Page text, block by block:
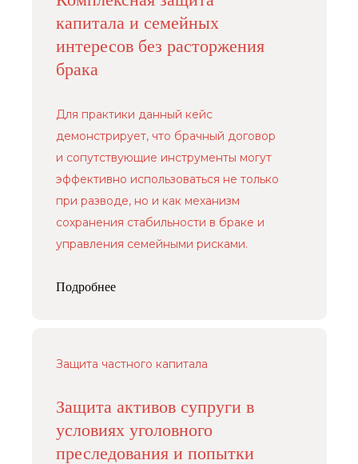
капитала и семейных
интересов без расторжения
брака
Для практики данный кейс
демонстрирует, что брачный договор
и сопутствующие инструменты могут
эффективно использоваться не только
при разводе, но и как механизм
сохранения стабильности в браке и
управления семейными рисками.
Подробнее
Защита частного капитала
Защита активов супруги в
условиях уголовного
преследования и попытки
Защита капитала в браке и при разводе
Наследование и передача капитала
Предотвращение и урегулирование
конфликтов владельцев бизнеса
Пресс-центр
Контакты
+7 (926) 221-36-77
+7 (499) 394-39-77
info@arfemida.ru
Стоимость услуг рассчитывается
по запросу индивидуально
Адвокатский кабинет Расторгуевой
Анастасии Алексеевны.
Адвокат адвокатской палаты города